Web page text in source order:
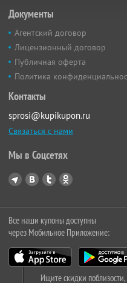
Документы
Агентский договор
Лицензионный договор
Публичная оферта
Политика
Контакты
sprosi@kupikupon.ru
Связаться с нами
Мы в Соцсетях
Все наши купоны доступны
через Мобильное Приложение:
Ищите скидки поблизости,